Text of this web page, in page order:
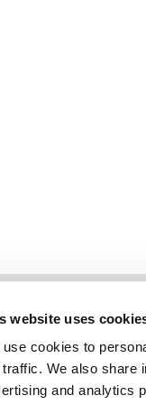
website uses
use cookies to
traffic. We also share
and analytics